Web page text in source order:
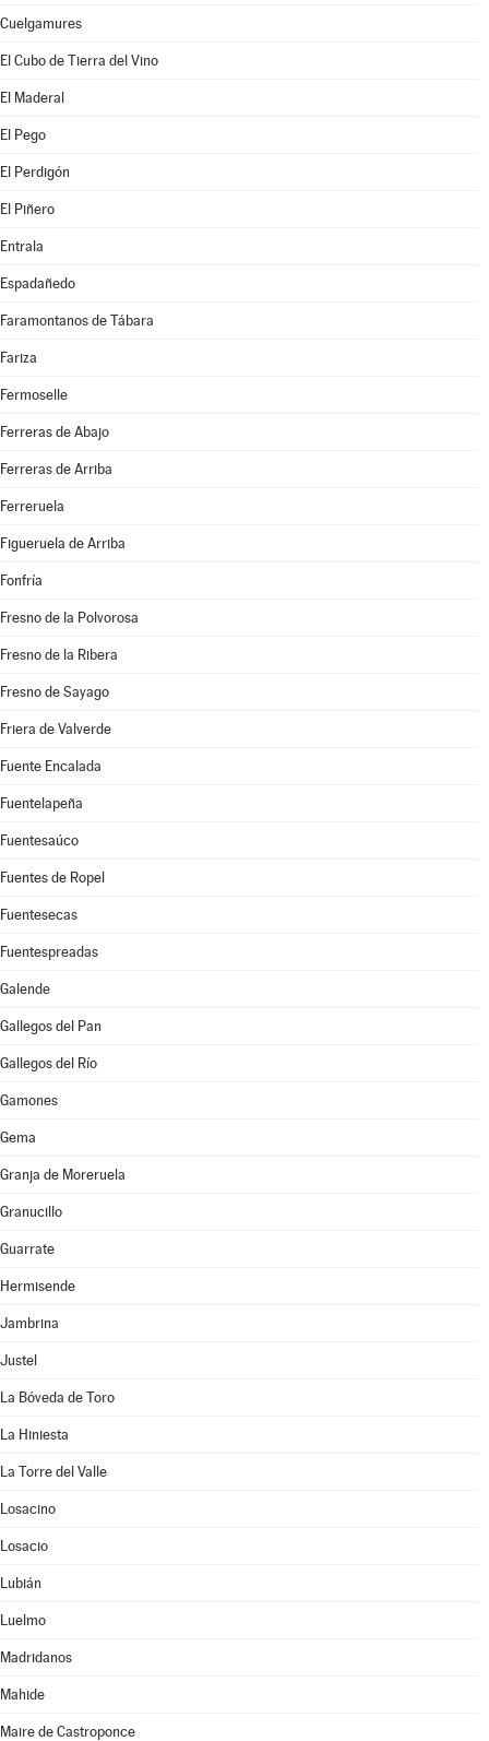
Cuelgamures
El Cubo de Tierra del Vino
El Maderal
El Pego
El Perdigón
El Piñero
Entrala
Espadañedo
Faramontanos de Tábara
Fariza
Fermoselle
Ferreras de Abajo
Ferreras de Arriba
Ferreruela
Figueruela de Arriba
Fonfría
Fresno de la Polvorosa
Fresno de la Ribera
Fresno de Sayago
Friera de Valverde
Fuente Encalada
Fuentelapeña
Fuentesaúco
Fuentes de Ropel
Fuentesecas
Fuentespreadas
Galende
Gallegos del Pan
Gallegos del Río
Gamones
Gema
Granja de Moreruela
Granucillo
Guarrate
Hermisende
Jambrina
Justel
La Bóveda de Toro
La Hiniesta
La Torre del Valle
Losacino
Losacio
Lubián
Luelmo
Madridanos
Mahide
Maire de Castroponce